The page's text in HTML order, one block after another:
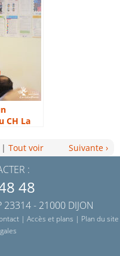
CH La
| Tout voir Suivante ›
:
48
- 21000 DIJON
| Accès et plans | Plan du site